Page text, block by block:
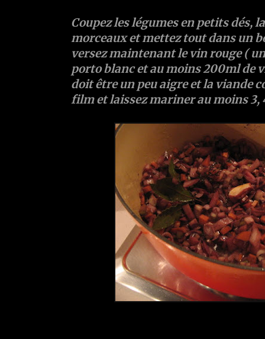
Coupez les légumes en petits dés,
morceaux et mettez tout dans un
versez maintenant le vin rouge (
porto blanc et au moins 200ml de
doit être un peu aigre et la viande
film et laissez mariner au moins 3,